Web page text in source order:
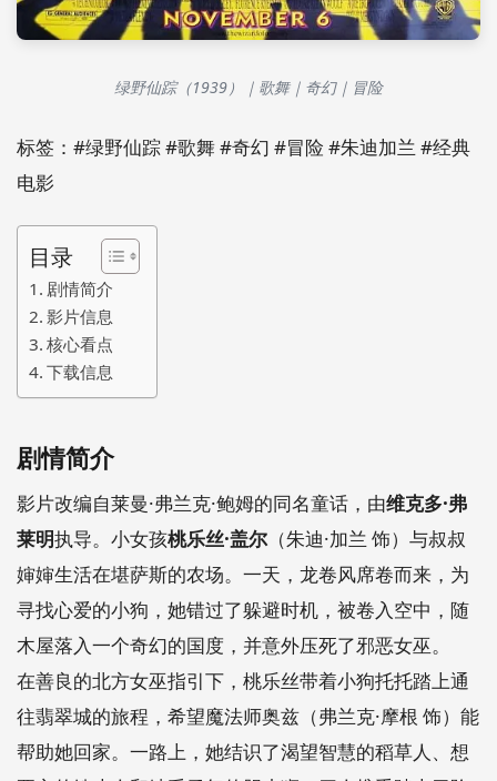
绿野仙踪（1939）｜歌舞｜奇幻｜冒险
标签：#绿野仙踪 #歌舞 #奇幻 #冒险 #朱迪加兰 #经典
电影
目录
剧情简介
影片信息
核心看点
下载信息
剧情简介
影片改编自莱曼·弗兰克·鲍姆的同名童话，由维克多·弗
莱明执导。小女孩桃乐丝·盖尔 （朱迪·加兰 饰）与叔叔
婶婶生活在堪萨斯的农场。一天，龙卷风席卷而来，为
寻找心爱的小狗，她错过了躲避时机，被卷入空中，随
木屋落入一个奇幻的国度，并意外压死了邪恶女巫。
在善良的北方女巫指引下，桃乐丝带着小狗托托踏上通
往翡翠城的旅程，希望魔法师奥兹（弗兰克·摩根 饰）能
帮助她回家。一路上，她结识了渴望智慧的稻草人、想